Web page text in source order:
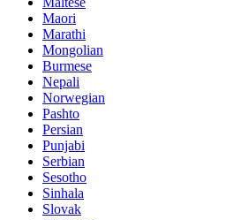
Maori
Marathi
Mongolian
Burmese
Nepali
Norwegian
Pashto
Persian
Punjabi
Serbian
Sesotho
Sinhala
Slovak